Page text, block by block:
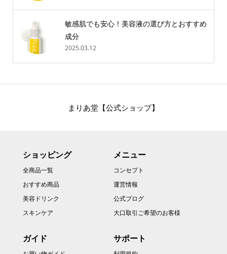
敏感肌でも安心！美容液の選び方とおすすめ
成分
2025.03.12
まりあ堂【公式ショップ】
ショッピング
全商品一覧
おすすめ商品
美容ドリンク
スキンケア
メニュー
コンセプト
運営情報
公式ブログ
大口取引ご希望のお客様
ガイド サポート